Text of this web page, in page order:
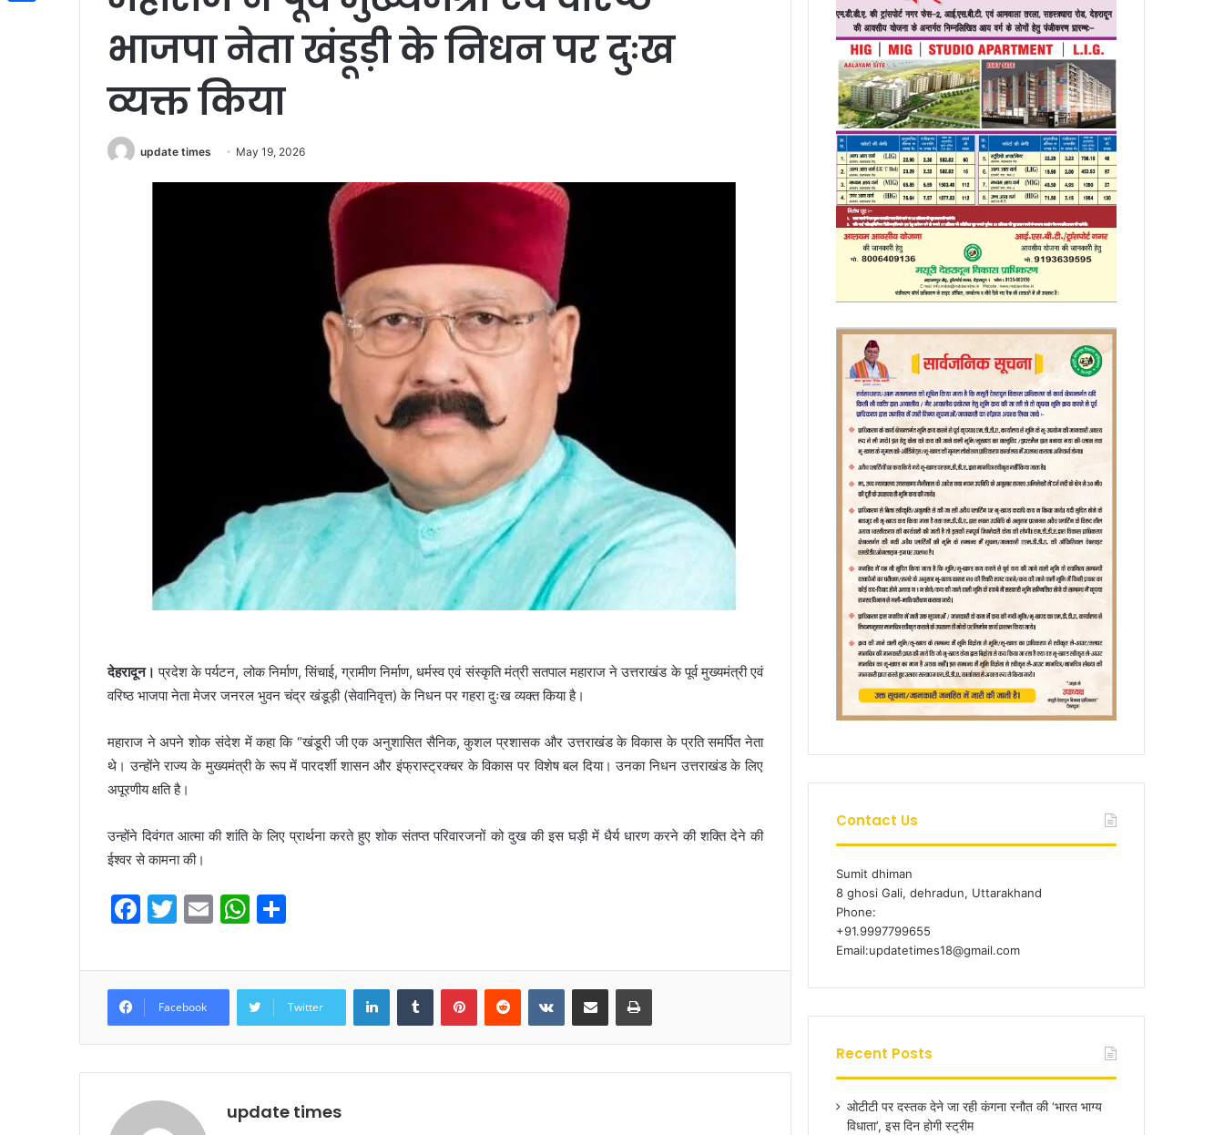
भाजपा नेता खंडूड़ी के निधन पर दुःख
व्यक्त किया
update times May 19, 2026
देहरादून। प्रदेश के पर्यटन, लोक निर्माण, सिंचाई, ग्रामीण निर्माण, धर्मस्व एवं संस्कृति मंत्री सतपाल महाराज ने उत्तराखंड के पूर्व मुख्यमंत्री एवं
वरिष्ठ भाजपा नेता मेजर जनरल भुवन चंद्र खंडूड़ी (सेवानिवृत्त) के निधन पर गहरा दुःख व्यक्त किया है।
महाराज ने अपने शोक संदेश में कहा कि “खंडूरी जी एक अनुशासित सैनिक, कुशल प्रशासक और उत्तराखंड के विकास के प्रति समर्पित नेता
थे। उन्होंने राज्य के मुख्यमंत्री के रूप में पारदर्शी शासन और इंफ्रास्ट्रक्चर के विकास पर विशेष बल दिया। उनका निधन उत्तराखंड के लिए
अपूरणीय क्षति है।
उन्होंने दिवंगत आत्मा की शांति के लिए प्रार्थना करते हुए शोक संतप्त परिवारजनों को दुख की इस घड़ी में धैर्य धारण करने की शक्ति देने की
ईश्वर से कामना की।
F
c
e
b
o
o
k
T
itt
er
E
ai
l
W
at
s
A
p
p
ar
e
Facebook Twitter
update times
Contact Us
Sumit dhiman
8 ghosi Gali, dehradun, Uttarakhand
Phone:
+91.9997799655
Email:updatetimes18@gmail.com
Recent Posts
ओटीटी पर दस्तक देने जा रही कंगना रनौत की ‘भारत भाग्य
विधाता’, इस दिन होगी स्ट्रीम